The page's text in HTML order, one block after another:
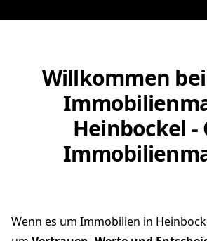
Willkommen
Heinbockel -
Wenn es um Immobilien in